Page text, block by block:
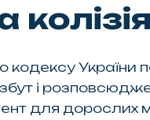
кодексу України
і
для дорослих